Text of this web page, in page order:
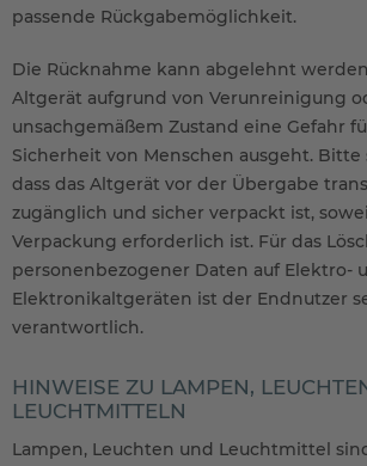
passende Rückgabemöglichkeit.
Die Rücknahme kann abgelehnt
Altgerät aufgrund von Verunreinigung
unsachgemäßem Zustand eine Gefahr
Sicherheit von Menschen ausgeht. Bitte
dass das Altgerät vor der Übergabe
zugänglich und sicher verpackt ist,
Verpackung erforderlich ist. Für das
personenbezogener Daten auf Elektro-
Elektronikaltgeräten ist der Endnutzer
verantwortlich.
HINWEISE ZU LAMPEN,
LEUCHTMITTELN
Lampen, Leuchten und Leuchtmittel